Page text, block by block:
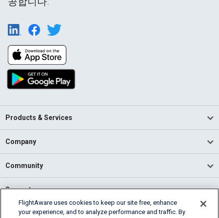
Products & Services
Company
Community
Support
English (USA)
FlightAware uses cookies to keep our site free, enhance
your experience, and to analyze performance and traffic. By